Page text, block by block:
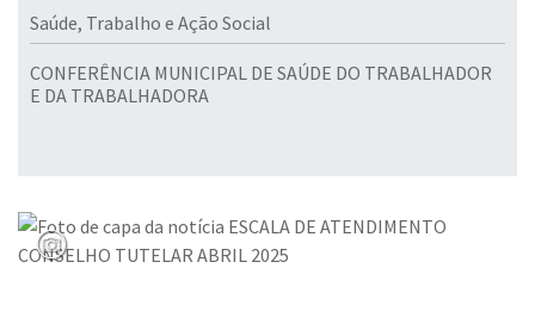
Saúde, Trabalho e Ação Social
CONFERÊNCIA MUNICIPAL DE SAÚDE DO TRABALHADOR
E DA TRABALHADORA